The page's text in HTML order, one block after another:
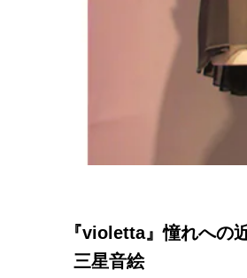
『violetta』憧れへの
三星音絵